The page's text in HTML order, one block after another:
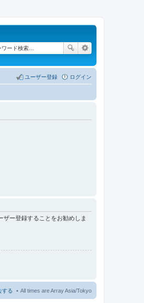
ログイン
ユーザー登録
ー登録することをお勧めしま
All times are Array Asia/Tokyo
する